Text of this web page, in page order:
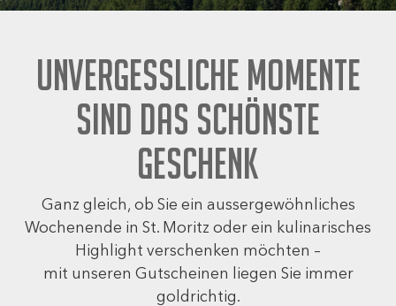
Unvergessliche Momente
sind das schönste
Geschenk
Ganz gleich, ob Sie ein aussergewöhnliches
Wochenende in St. Moritz oder ein kulinarisches
Highlight verschenken möchten –
mit unseren Gutscheinen liegen Sie immer
goldrichtig.